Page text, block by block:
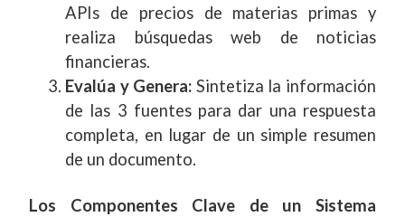
APIs de precios de materias primas y
realiza búsquedas web de noticias
financieras.
Evalúa y Genera: Sintetiza la información
de las 3 fuentes para dar una respuesta
completa, en lugar de un simple resumen
de un documento.
Los Componentes Clave de un Sistema